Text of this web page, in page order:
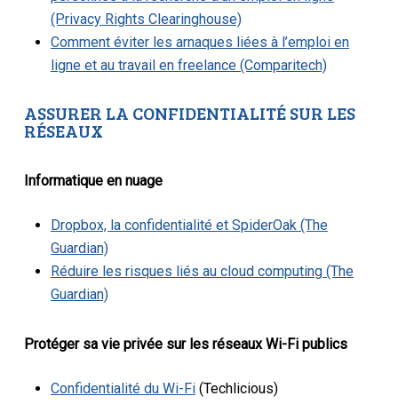
(Privacy Rights Clearinghouse)
Comment éviter les arnaques liées à l’emploi en
ligne et au travail en freelance (Comparitech)
ASSURER LA CONFIDENTIALITÉ SUR LES
RÉSEAUX
Informatique en nuage
Dropbox, la confidentialité et SpiderOak (The
Guardian)
Réduire les risques liés au cloud computing (The
Guardian)
Protéger sa vie privée sur les réseaux Wi-Fi publics
Confidentialité du Wi-Fi(Techlicious)